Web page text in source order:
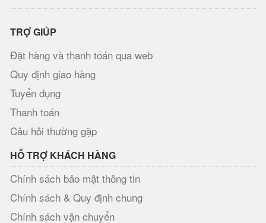
TRỢ GIÚP
Đặt hàng và thanh toán qua web
Quy định giao hàng
Tuyển dụng
Thanh toán
Câu hỏi thường gặp
HỖ TRỢ KHÁCH HÀNG
Chính sách bảo mật thông tin
Chính sách & Quy định chung
Chính sách vận chuyển